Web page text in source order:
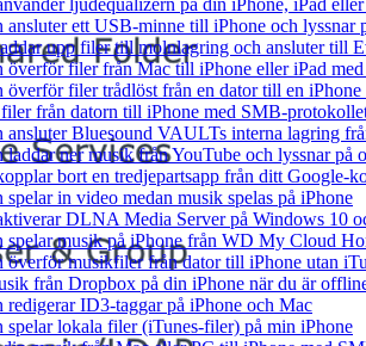
ljudequalizern på din iPhone, iPad
ansluter ett USB-minne till iPhone och lyssnar
upp filer till molnlagring och ansluter till
överför filer från Mac till iPhone eller iPad
överför filer trådlöst från en dator till en
från datorn till iPhone med SMB-
ansluter Bluesound VAULTs interna lagring
laddar ner musik från YouTube och lyssnar på
bort en tredjepartsapp från ditt Google-
spelar in video medan musik spelas på iPhone
DLNA Media Server på Windows 10
spelar musik på iPhone från WD My Cloud
överför musikfiler från dator till iPhone utan
från Dropbox på din iPhone när du är
redigerar ID3-taggar på iPhone och Mac
spelar lokala filer (iTunes-filer) på min iPhone